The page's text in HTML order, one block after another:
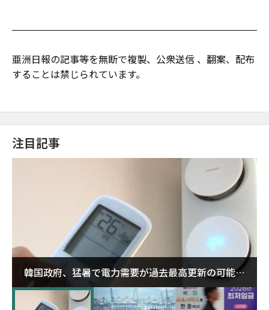
亜洲日報の記事等を無断で複製、公衆送信 、翻案、配布
することは禁じられています。
注目記事
韓国政府、猛暑で電力需要が過去最高更新の可能性
に需給対応体制を点検